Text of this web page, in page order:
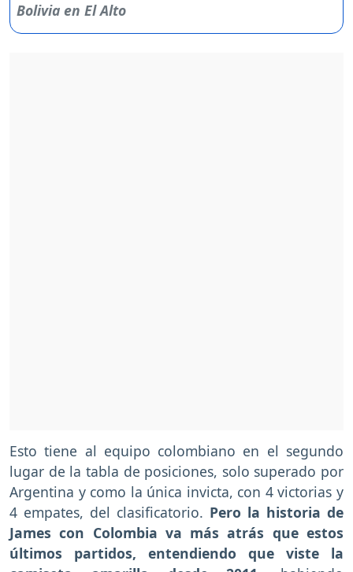
Esto tiene al equipo colombiano en el segundo
lugar de la tabla de posiciones, solo superado por
Argentina y como la única invicta, con 4 victorias y
4 empates, del clasificatorio. Pero la historia de
James con Colombia va más atrás que estos
últimos partidos, entendiendo que viste la